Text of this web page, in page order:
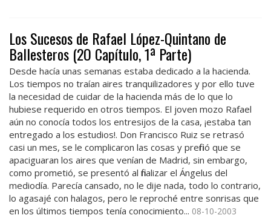
Los Sucesos de Rafael López-Quintano de
Ballesteros (2O Capítulo, 1ª Parte)
Desde hacía unas semanas estaba dedicado a la hacienda.
Los tiempos no traían aires tranquilizadores y por ello tuve
la necesidad de cuidar de la hacienda más de lo que lo
hubiese requerido en otros tiempos. El joven mozo Rafael
aún no conocía todos los entresijos de la casa, ¡estaba tan
entregado a los estudios!. Don Francisco Ruiz se retrasó
casi un mes, se le complicaron las cosas y prefirió que se
apaciguaran los aires que venían de Madrid, sin embargo,
como prometió, se presentó al finalizar el Ángelus del
mediodía. Parecía cansado, no le dije nada, todo lo contrario,
lo agasajé con halagos, pero le reproché entre sonrisas que
en los últimos tiempos tenía conocimiento... 08-10-2003